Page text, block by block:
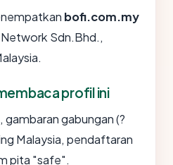
bofi.com.my
Sdn.Bhd.,
profil ini
, gambaran gabungan (?
Malaysia, pendaftaran
pita "safe".